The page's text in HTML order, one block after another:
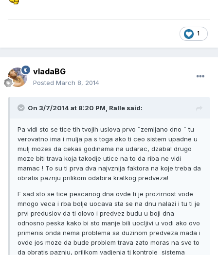
1
vladaBG
Posted March 8, 2014
On 3/7/2014 at 8:20 PM, Ralle said:
Pa vidi sto se tice tih tvojih uslova prvo ˝zemljano dno ˝ tu
verovatno ima i mulja pa s toga ako ti ceo sistem upadne u
mulj mozes da cekas godinama na udarac, dzaba! drugo
moze biti trava koja takodje utice na to da riba ne vidi
mamac ! To su ti prva dva najvznija faktora na koje treba da
obratis paznju prilikom odabira kratkog predveza!
E sad sto se tice pescanog dna ovde ti je prozirnost vode
mnogo veca i rba bolje uocava sta se na dnu nalazi i tu ti je
prvi preduslov da ti olovo i predvez budu u boji dna
odnosno peska kako bi sto manje bili uocljivi u vodi ako ovo
primenis onda nema problema sa duzinom predveza mada i
ovde jos moze da bude problem trava zato moras na sve to
da obratis paznju, prilikom vadjenja tj kontrole sistema